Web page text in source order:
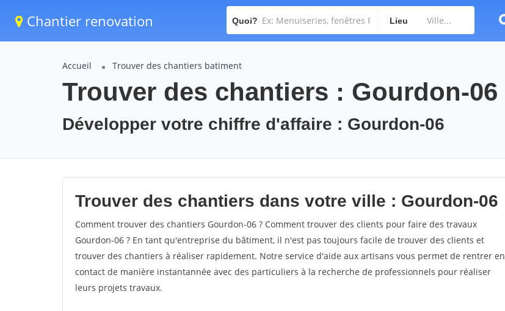
Chantier renovation Quoi? Lieu
Accueil Trouver des chantiers batiment
Trouver des chantiers : Gourdon-06
Développer votre chiffre d'affaire : Gourdon-06
Trouver des chantiers dans votre ville : Gourdon-06
Comment trouver des chantiers Gourdon-06 ? Comment trouver des clients pour faire des travaux
Gourdon-06 ? En tant qu'entreprise du bâtiment, il n'est pas toujours facile de trouver des clients et
trouver des chantiers à réaliser rapidement. Notre service d'aide aux artisans vous permet de rentrer en
contact de manière instantannée avec des particuliers à la recherche de professionnels pour réaliser
leurs projets travaux.